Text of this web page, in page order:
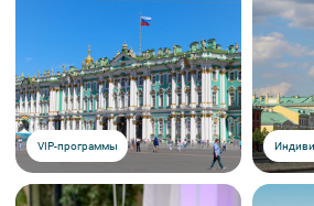
VIP-программы